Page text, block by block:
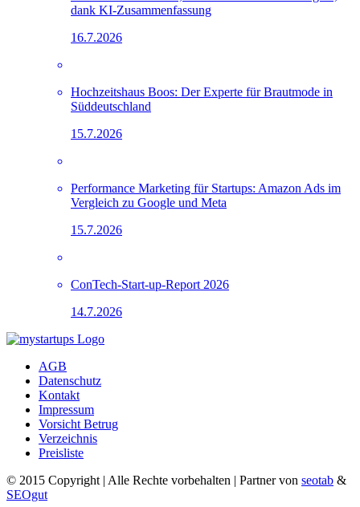
dank KI-Zusammenfassung
16.7.2026
Hochzeitshaus Boos: Der Experte für Brautmode in
Süddeutschland
15.7.2026
Performance Marketing für Startups: Amazon Ads im
Vergleich zu Google und Meta
15.7.2026
ConTech-Start-up-Report 2026
14.7.2026
AGB
Datenschutz
Kontakt
Impressum
Vorsicht Betrug
Verzeichnis
Preisliste
© 2015 Copyright | Alle Rechte vorbehalten | Partner von seotab &
SEOgut